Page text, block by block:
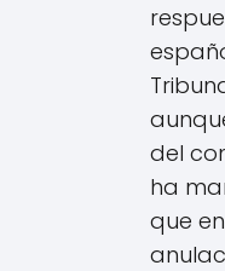
del
ha
que